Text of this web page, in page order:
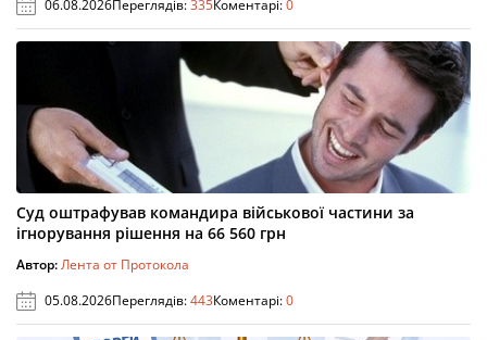
06.08.2026Переглядів:335Коментарі:0
Суд оштрафував командира військової частини за
ігнорування рішення на 66 560 грн
Автор:Лента от Протокола
05.08.2026Переглядів:443Коментарі:0